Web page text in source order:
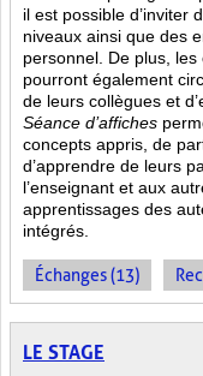
il est possible d’inviter
niveaux ainsi que des
personnel. De plus,
pourront également
de leurs collègues et
Séance d’affiches
concepts appris, de
d’apprendre de leurs
l’enseignant et aux
apprentissages des
intégrés.
Échanges (13)
LE STAGE